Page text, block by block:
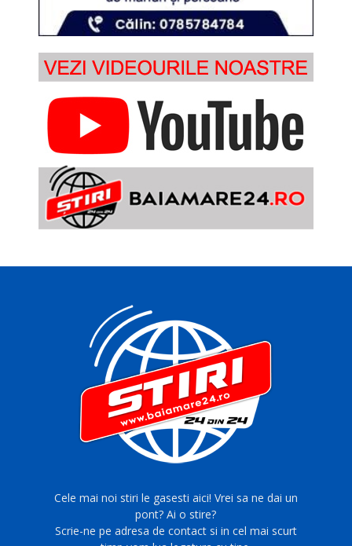
Cele mai noi stiri le gasesti aici! Vrei sa ne dai un
pont? Ai o stire?
Scrie-ne pe adresa de contact si in cel mai scurt